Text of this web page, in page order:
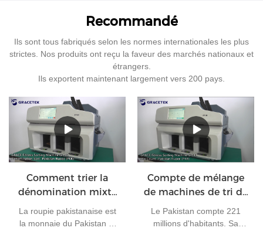
Recommandé
Ils sont tous fabriqués selon les normes internationales les plus
strictes. Nos produits ont reçu la faveur des marchés nationaux et
étrangers.
Ils exportent maintenant largement vers 200 pays.
Comment trier la
dénomination mixte
des roupies
pakistanaises ?
La roupie pakistanaise est
la monnaie du Pakistan et
Compte de mélange
de machines de tri de
devises pour les
roupies pakistanaises
Le Pakistan compte 221
millions d'habitants. Sa